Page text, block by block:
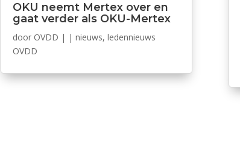
OKU neemt Mertex over en
gaat verder als OKU-Mertex
door OVDD | | nieuws, ledennieuws
OVDD